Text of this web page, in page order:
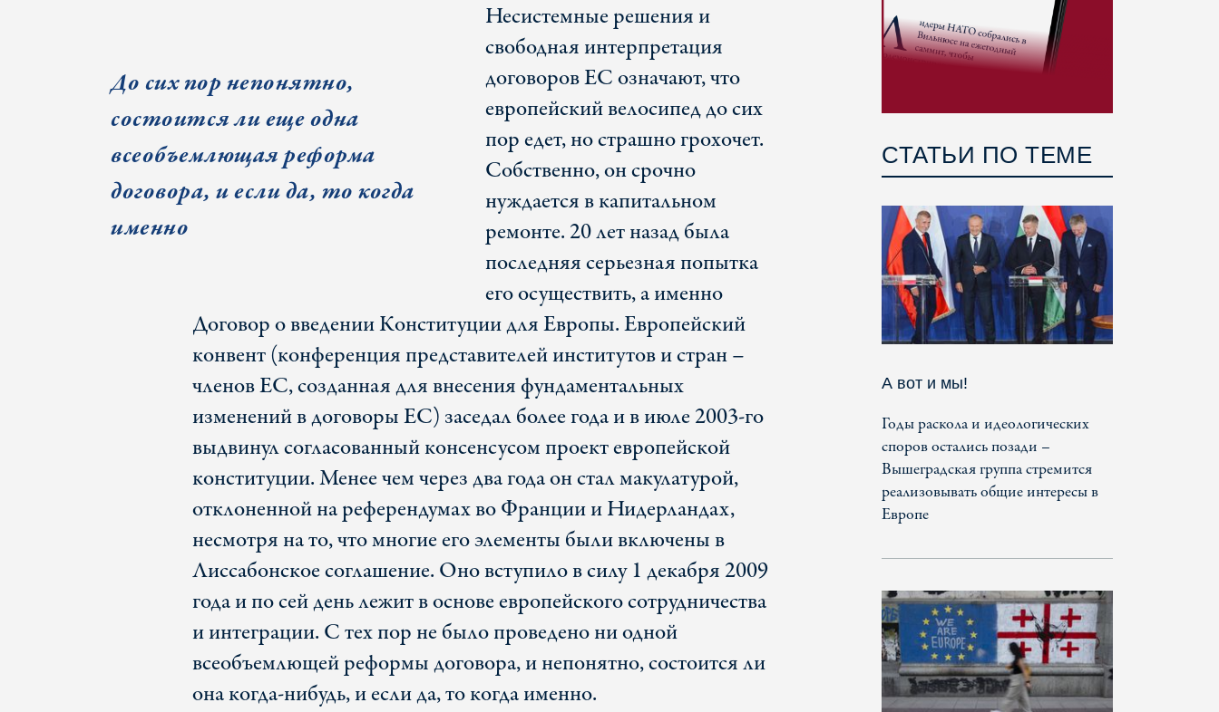
До сих пор непонятно,
состоится ли еще одна
всеобъемлющая реформа
договора, и если да, то когда
именно
Несистемные решения и
свободная интерпретация
договоров ЕС означают, что
европейский велосипед до сих
пор едет, но страшно грохочет.
Собственно, он срочно
нуждается в капитальном
ремонте. 20 лет назад была
последняя серьезная попытка
его осуществить, а именно
Договор о введении Конституции для Европы. Европейский
конвент (конференция представителей институтов и стран –
членов ЕС, созданная для внесения фундаментальных
изменений в договоры ЕС) заседал более года и в июле 2003-го
выдвинул согласованный консенсусом проект европейской
конституции. Менее чем через два года он стал макулатурой,
отклоненной на референдумах во Франции и Нидерландах,
несмотря на то, что многие его элементы были включены в
Лиссабонское соглашение. Оно вступило в силу 1 декабря 2009
года и по сей день лежит в основе европейского сотрудничества
и интеграции. С тех пор не было проведено ни одной
всеобъемлющей реформы договора, и непонятно, состоится ли
она когда-нибудь, и если да, то когда именно.
СТАТЬИ ПО ТЕМЕ
А вот и мы!
Годы раскола и идеологических
споров остались позади –
Вышеградская группа стремится
реализовывать общие интересы в
Европе